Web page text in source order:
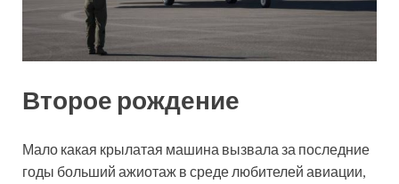
Второе рождение
Мало какая крылатая машина вызвала за последние
годы больший ажиотаж в среде любителей авиации,